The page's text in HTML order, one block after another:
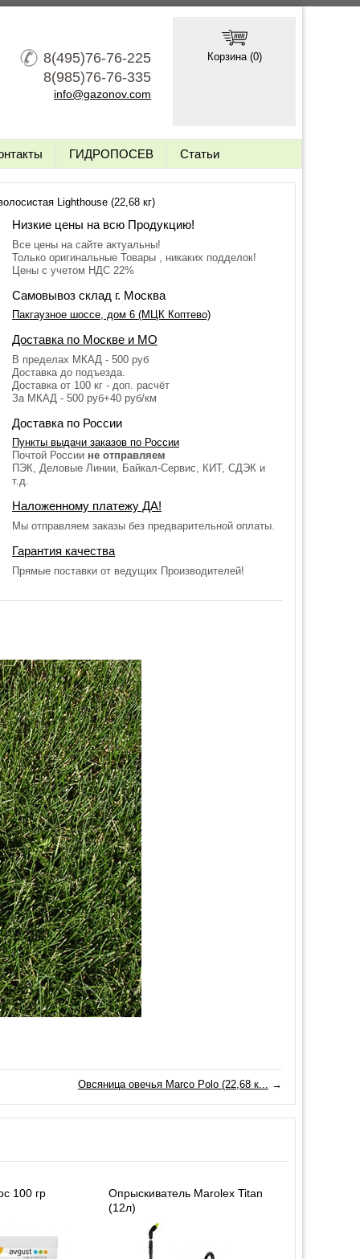
8(495)76-76-225
8(985)76-76-335
info@gazonov.com
Корзина (0)
ГИДРОПОСЕВ Статьи
Lighthouse (22,68 кг)
Низкие цены на всю Продукцию!
Все цены на сайте актуальны!
Только оригинальные Товары , никаких подделок!
Цены с учетом НДС 22%
Самовывоз склад г. Москва
Пакгаузное шоссе, дом 6 (МЦК Коптево)
Доставка по Москве и МО
В пределах МКАД - 500 руб
Доставка до подъезда.
Доставка от 100 кг - доп. расчёт
За МКАД - 500 руб+40 руб/км
Доставка по России
Пункты выдачи заказов по России
Почтой России не отправляем
ПЭК, Деловые Линии, Байкал-Сервис, КИТ, СДЭК и
т.д.
Наложенному платежу ДА!
Мы отправляем заказы без предварительной оплаты.
Гарантия качества
Прямые поставки от ведущих Производителей!
Овсяница овечья Marco Polo (22,68 к... →
100 гр
Опрыскиватель Marolex Titan
(12л)